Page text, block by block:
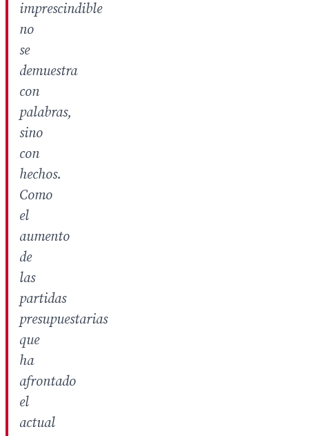
imprescindible
no
se
demuestra
con
palabras,
sino
con
hechos.
Como
el
aumento
de
las
partidas
presupuestarias
que
ha
afrontado
el
actual